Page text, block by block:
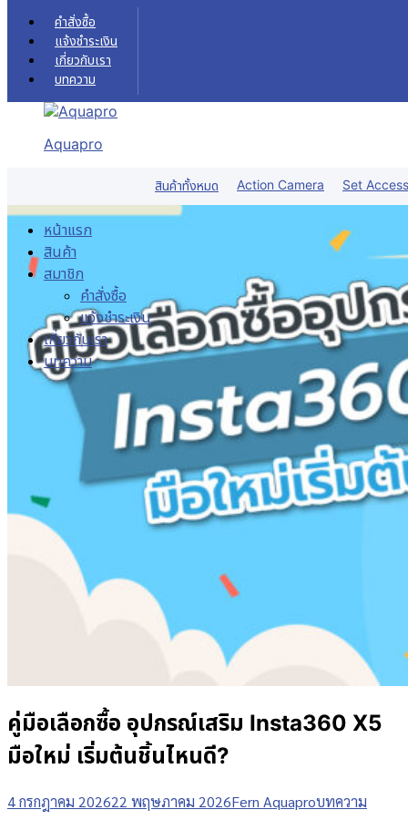
Skip to content
คำสั่งซื้อ
แจ้งชำระเงิน
เกี่ยวกับเรา
บทความ
Aquapro
สินค้าทั้งหมด Action Camera Set
หน้าแรก
สินค้า
สมาชิก
คำสั่งซื้อ
แจ้งชำระเงิน
เกี่ยวกับเรา
บทความ
คู่มือเลือกซื้อ อุปกรณ์เสริม Insta360 X5
มือใหม่ เริ่มต้นชิ้นไหนดี?
4 กรกฎาคม 202622 พฤษภาคม 2026Fern Aquaproบทความ